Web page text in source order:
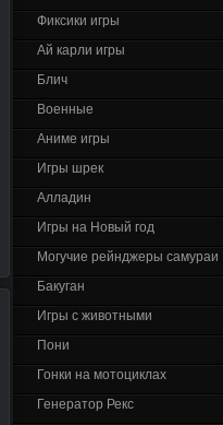
Фиксики игры
Ай карли игры
Блич
Военные
Аниме игры
Игры шрек
Алладин
Игры на Новый год
Могучие рейнджеры самураи
Бакуган
Игры с животными
Пони
Гонки на мотоциклах
Генератор Рекс